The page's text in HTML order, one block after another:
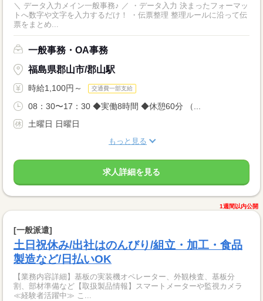
＼ データ入力メイン一般事務♪ ／ ・データ入力 決まったフォーマッ
トへ数字や文字を入力するだけ！ ・伝票整理 整理ルールに沿って伝
票をまとめ...
一般事務・OA事務
福島県郡山市/郡山駅
時給1,100円～ 交通費一部支給
08：30〜17：30 ◆実働8時間 ◆休憩60分 （...
土曜日 日曜日
もっと見る
求人詳細を見る
1週間以内公開
[一般派遣]
土日祝休み/出社はのんびり/組立・加工・食品
製造など/日払いOK
【業務内容詳細】基板の実装機オペレーター、外観検査、基板分
割、部材準備など【取扱製品情報】スマートメーターや監視カメラ
≪経験者活躍中≫ こ...